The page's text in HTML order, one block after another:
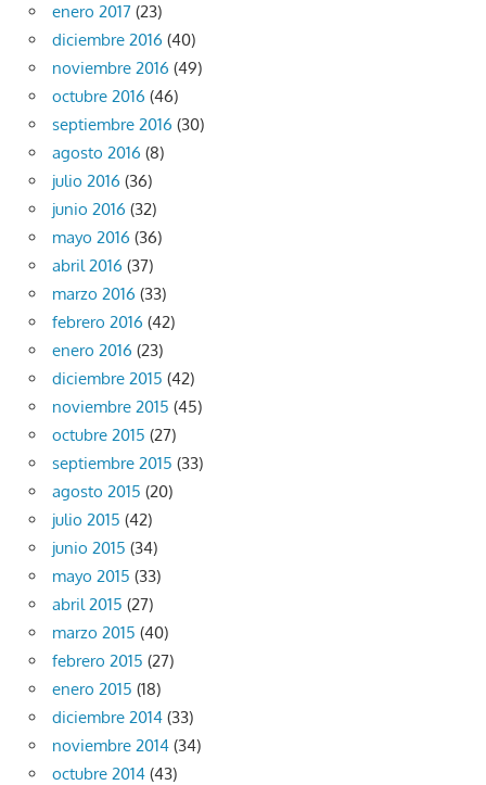
enero 2017 (23)
diciembre 2016 (40)
noviembre 2016 (49)
octubre 2016 (46)
septiembre 2016 (30)
agosto 2016 (8)
julio 2016 (36)
junio 2016 (32)
mayo 2016 (36)
abril 2016 (37)
marzo 2016 (33)
febrero 2016 (42)
enero 2016 (23)
diciembre 2015 (42)
noviembre 2015 (45)
octubre 2015 (27)
septiembre 2015 (33)
agosto 2015 (20)
julio 2015 (42)
junio 2015 (34)
mayo 2015 (33)
abril 2015 (27)
marzo 2015 (40)
febrero 2015 (27)
enero 2015 (18)
diciembre 2014 (33)
noviembre 2014 (34)
octubre 2014 (43)